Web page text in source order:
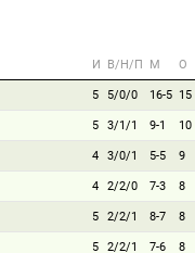
И В/Н/П М О
5 5/0/0 16-5 15
5 3/1/1 9-1 10
4 3/0/1 5-5 9
4 2/2/0 7-3 8
5 2/2/1 8-7 8
5 2/2/1 7-6 8